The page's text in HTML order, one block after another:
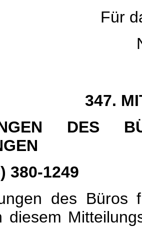
Für
347.
DES
380-1249
des Büros
diesem